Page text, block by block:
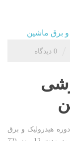
0 دیدگاه
هیدرولیک و برق